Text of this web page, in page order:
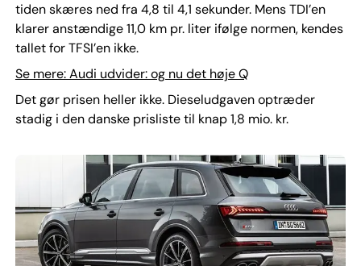
tiden skæres ned fra 4,8 til 4,1 sekunder. Mens TDI’en
klarer anstændige 11,0 km pr. liter ifølge normen, kendes
tallet for TFSI’en ikke.
Se mere: Audi udvider: og nu det høje Q
Det gør prisen heller ikke. Dieseludgaven optræder
stadig i den danske prisliste til knap 1,8 mio. kr.